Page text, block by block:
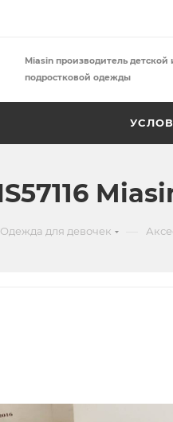
Miasin производитель детской
подростковой одежды
Одежда для девочек